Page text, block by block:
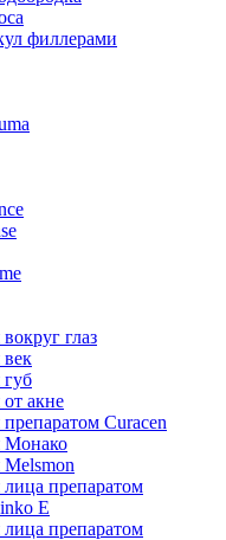
филлерами
глаз
век
губ
акне
Curacen
Монако
препаратом
E
препаратом